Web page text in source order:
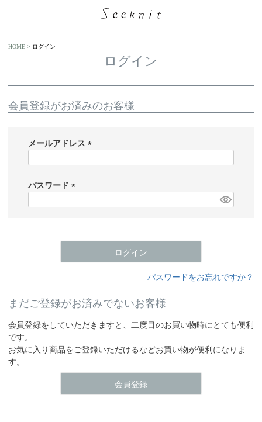
HOME ログイン
ログイン
会員登録がお済みのお客様
メールアドレス
)
パスワード
ログイン
パスワードをお忘れですか？
まだご登録がお済みでないお客様
会員登録をしていただきますと、二度目のお買い物時にとても便利
です。
お気に入り商品をご登録いただけるなどお買い物が便利になりま
す。
会員登録